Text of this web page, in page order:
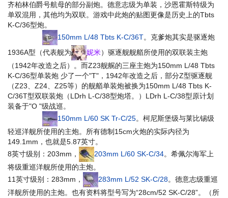
齐柏林伯爵号航母的部分副炮。德意志级为单装，沙恩霍斯特级为
单双混用，其他均为双联。 游戏中此炮的贴图更像是历史上的Tbts
K-C/36型炮。
150mm L/48 Tbts K-C/36T。 克爹炮其实是驱逐炮
1936A型（代表舰为
妮米）驱逐舰舰艏所使用的双联装主炮
（1942年改造之后）。而Z23舰艉的三座主炮为150mm L/48 Tbts
K-C/36型单装炮 少了一个"T" ，1942年改造之后，部分Z型驱逐舰
（Z23、Z24、Z25等）的舰艏单装炮被换为150mm L/48 Tbts K-
C/36T型双联装炮（LDrh L-C/38型炮塔。） LDrh L-C/38型原计划
装备于"O "级战巡。
150mm L/60 SK Tr-C/25。柯尼斯堡级与莱比锡级
轻巡洋舰所使用的主炮。所有德制15cm火炮的实际内径为
149.1mm，也就是5.87英寸。
8英寸级别：203mm，
203mm L/60 SK-C/34。希佩尔海军上
将级重巡洋舰所使用的主炮。
11英寸级别：283mm，
283mm L/52 SK-C/28。德意志级重巡
洋舰所使用的主炮。也有资料将型号写为“28cm/52 SK-C/28”。（所